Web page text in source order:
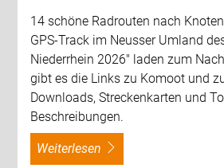
14 schöne Radrouten nach
GPS-Track im Neusser Umland
Niederrhein 2026" laden zum
gibt es die Links zu Komoot und
Downloads, Streckenkarten und
Beschreibungen.
weiterlesen